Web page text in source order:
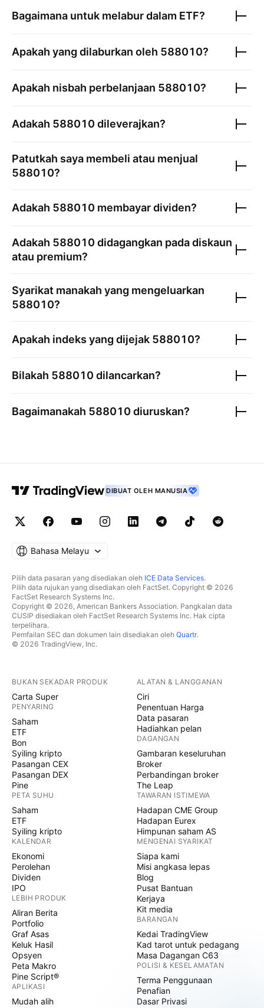
Bagaimana untuk melabur dalam ETF?
Apakah yang dilaburkan oleh 588010?
Apakah nisbah perbelanjaan 588010?
Adakah 588010 dileverajkan?
Patutkah saya membeli atau menjual
588010?
Adakah 588010 membayar dividen?
Adakah 588010 didagangkan pada diskaun
atau premium?
Syarikat manakah yang mengeluarkan
588010?
Apakah indeks yang dijejak 588010?
Bilakah 588010 dilancarkan?
Bagaimanakah 588010 diuruskan?
DIBUAT OLEH MANUSIA
Bahasa Melayu
Pilih data pasaran yang disediakan oleh ICE Data Services.
Pilih data rujukan yang disediakan oleh FactSet. Copyright © 2026
FactSet Research Systems Inc.
Copyright © 2026, American Bankers Association. Pangkalan data
CUSIP disediakan oleh FactSet Research Systems Inc. Hak cipta
terpelihara.
Pemfailan SEC dan dokumen lain disediakan oleh Quartr.
© 2026 TradingView, Inc.
BUKAN SEKADAR PRODUK
Carta Super
PENYARING
Saham
ETF
Bon
Syiling kripto
Pasangan CEX
Pasangan DEX
Pine
PETA SUHU
Saham
ETF
Syiling kripto
KALENDAR
Ekonomi
Perolehan
Dividen
IPO
LEBIH PRODUK
Aliran Berita
Portfolio
Graf Asas
Keluk Hasil
Opsyen
Peta Makro
Pine Script®
APLIKASI
Mudah alih
ALATAN & LANGGANAN
Ciri
Penentuan Harga
Data pasaran
Hadiahkan pelan
DAGANGAN
Gambaran keseluruhan
Broker
Perbandingan broker
The Leap
TAWARAN ISTIMEWA
Hadapan CME Group
Hadapan Eurex
Himpunan saham AS
MENGENAI SYARIKAT
Siapa kami
Misi angkasa lepas
Blog
Pusat Bantuan
Kerjaya
Kit media
BARANGAN
Kedai TradingView
Kad tarot untuk pedagang
Masa Dagangan C63
POLISI & KESELAMATAN
Terma Penggunaan
Penafian
Dasar Privasi